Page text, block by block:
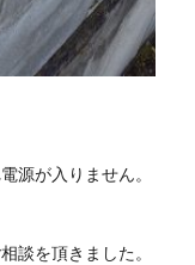
源が入りません。
談を頂きました。